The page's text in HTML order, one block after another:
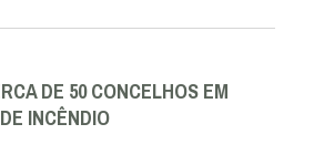
DE 50 CONCELHOS EM
INCÊNDIO